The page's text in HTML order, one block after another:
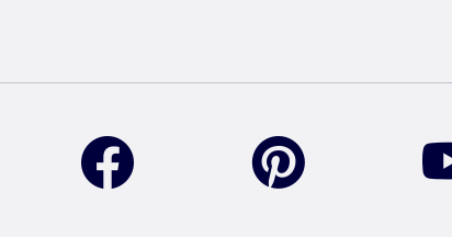
encuéntranos en Instagramencuéntranos en Facebook